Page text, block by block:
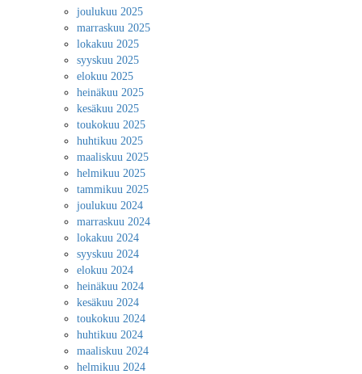
joulukuu 2025
marraskuu 2025
lokakuu 2025
syyskuu 2025
elokuu 2025
heinäkuu 2025
kesäkuu 2025
toukokuu 2025
huhtikuu 2025
maaliskuu 2025
helmikuu 2025
tammikuu 2025
joulukuu 2024
marraskuu 2024
lokakuu 2024
syyskuu 2024
elokuu 2024
heinäkuu 2024
kesäkuu 2024
toukokuu 2024
huhtikuu 2024
maaliskuu 2024
helmikuu 2024